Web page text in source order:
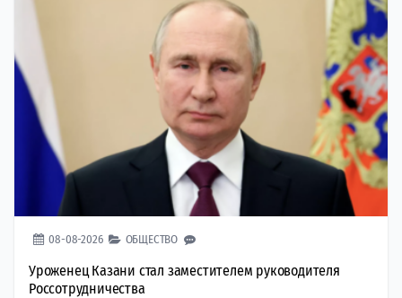
08-08-2026 ОБЩЕСТВО
Уроженец Казани стал заместителем руководителя
Россотрудничества